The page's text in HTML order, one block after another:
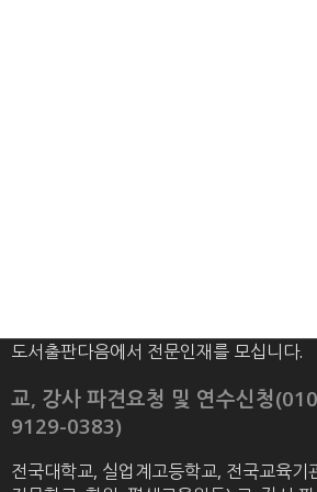
도서출판다음에서 전문인재를 모십니다.
교, 강사 파견요청 및 연수신청
9129-0383)
전국대학교, 실업계고등학교, 전국교육기